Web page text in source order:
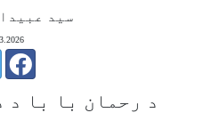
سيد
د رحمان با با د